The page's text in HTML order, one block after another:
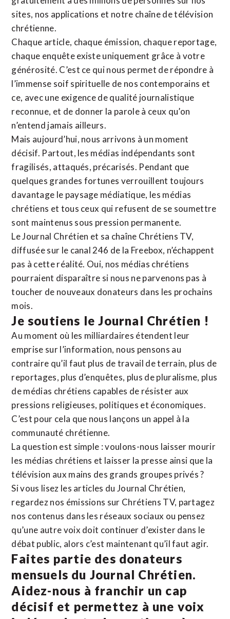
sites, nos applications et notre chaîne de télévision
chrétienne.
Chaque article, chaque émission, chaque reportage,
chaque enquête existe uniquement grâce à votre
générosité. C’est ce qui nous permet de répondre à
l’immense soif spirituelle de nos contemporains et
ce, avec une exigence de qualité journalistique
reconnue, et de donner la parole à ceux qu’on
n’entend jamais ailleurs.
Mais aujourd’hui, nous arrivons à un moment
décisif. Partout, les médias indépendants sont
fragilisés, attaqués, précarisés. Pendant que
quelques grandes fortunes verrouillent toujours
davantage le paysage médiatique, les médias
chrétiens et tous ceux qui refusent de se soumettre
sont maintenus sous pression permanente.
Le Journal Chrétien et sa chaîne Chrétiens TV,
diffusée sur le canal 246 de la Freebox, n’échappent
pas à cette réalité. Oui, nos médias chrétiens
pourraient disparaître si nous ne parvenons pas à
toucher de nouveaux donateurs dans les prochains
mois.
Je soutiens le Journal Chrétien !
Au moment où les milliardaires étendent leur
emprise sur l’information, nous pensons au
contraire qu’il faut plus de travail de terrain, plus de
reportages, plus d’enquêtes, plus de pluralisme, plus
de médias chrétiens capables de résister aux
pressions religieuses, politiques et économiques.
C’est pour cela que nous lançons un appel à la
communauté chrétienne.
La question est simple : voulons-nous laisser mourir
les médias chrétiens et laisser la presse ainsi que la
télévision aux mains des grands groupes privés ?
Si vous lisez les articles du Journal Chrétien,
regardez nos émissions sur Chrétiens TV, partagez
nos contenus dans les réseaux sociaux ou pensez
qu’une autre voix doit continuer d’exister dans le
débat public, alors c’est maintenant qu’il faut agir.
Faites partie des donateurs
mensuels du Journal Chrétien.
Aidez-nous à franchir un cap
décisif et permettez à une voix